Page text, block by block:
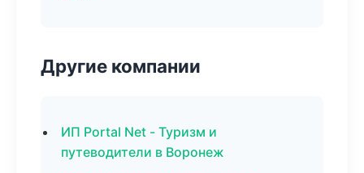
Другие компании
ИП Portal Net - Туризм и
путеводители в Воронеж